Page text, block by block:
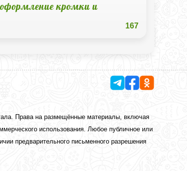
оформление кромки и
167
Права на размещённые материалы, включая
использования. Любое публичное или
предварительного письменного разрешения